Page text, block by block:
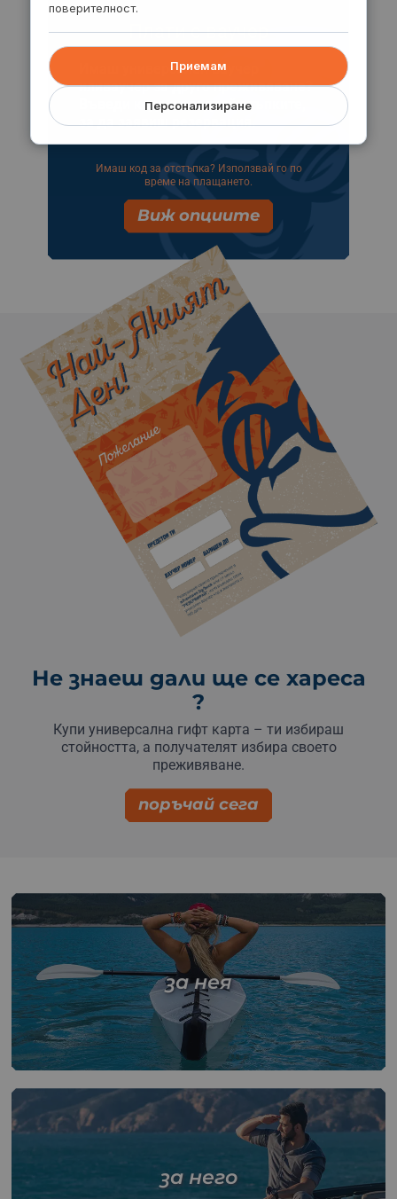
Плати с ваучер
Имаш универсален ваучер
иливаучер за друго преживяване?
Въведи кода и следвай стъпките,
за да заявиш резервация.
Имаш код за отстъпка? Използвай го по
време на плащането.
Виж опциите
Не знаеш дали ще се хареса
?
Купи универсална гифт карта – ти избираш
стойността, а получателят избира своето
преживяване.
поръчай сега
за нея
за него
поверителност.
Персонализиране
Приемам